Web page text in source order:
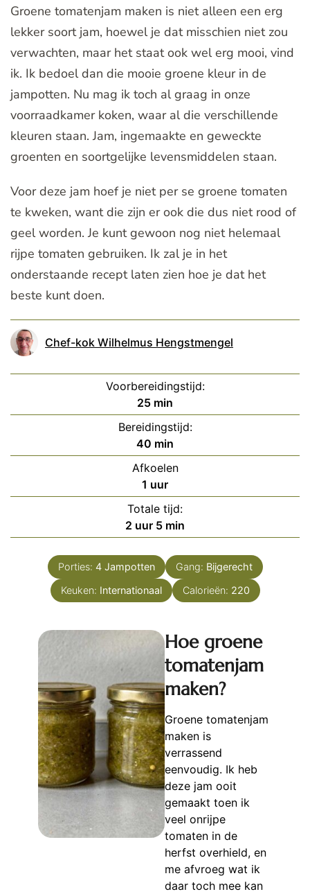
Groene tomatenjam maken is niet alleen een erg
lekker soort jam, hoewel je dat misschien niet zou
verwachten, maar het staat ook wel erg mooi, vind
ik. Ik bedoel dan die mooie groene kleur in de
jampotten. Nu mag ik toch al graag in onze
voorraadkamer koken, waar al die verschillende
kleuren staan. Jam, ingemaakte en geweckte
groenten en soortgelijke levensmiddelen staan.
Voor deze jam hoef je niet per se groene tomaten
te kweken, want die zijn er ook die dus niet rood of
geel worden. Je kunt gewoon nog niet helemaal
rijpe tomaten gebruiken. Ik zal je in het
onderstaande recept laten zien hoe je dat het
beste kunt doen.
Chef-kok Wilhelmus Hengstmengel
Voorbereidingstijd:
25minuten
min
Bereidingstijd:
40 minuten
min
Afkoelen
1 uur
uur
Totale tijd:
2 uur
uur 5minuten
min
Porties: 4 Jampotten Gang: Bijgerecht
Keuken: Internationaal Calorieën: 220
Hoe groene
tomatenjam
maken?
Groene tomatenjam
maken is
verrassend
eenvoudig. Ik heb
deze jam ooit
gemaakt toen ik
veel onrijpe
tomaten in de
herfst overhield, en
me afvroeg wat ik
daar toch mee kan